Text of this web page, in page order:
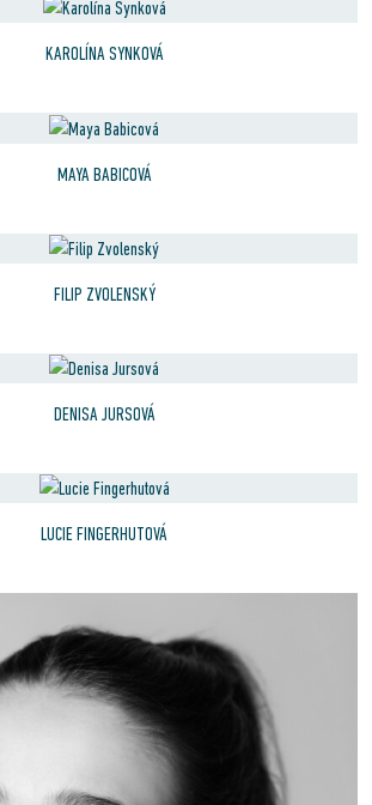
KAROLÍNA SYNKOVÁ
MAYA BABICOVÁ
FILIP ZVOLENSKÝ
DENISA JURSOVÁ
LUCIE FINGERHUTOVÁ